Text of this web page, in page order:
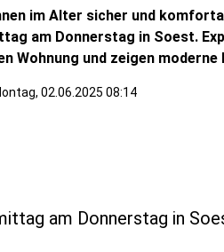
im Alter sicher und
am Donnerstag in Soest.
Wohnung und zeigen
02.06.2025 08:14
am Donnerstag in